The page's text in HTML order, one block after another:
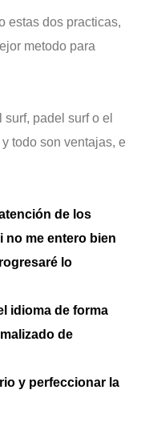
estas dos practicas,
metodo para
padel surf o el
todo son ventajas, e
de los
no me entero bien
lo
idioma de forma
de
y perfeccionar la